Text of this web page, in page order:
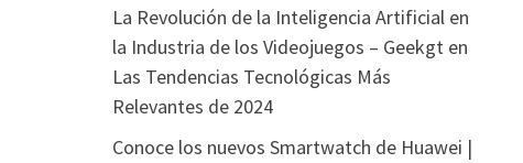
La Revolución de la Inteligencia Artificial en
la Industria de los Videojuegos – Geekgten
Las Tendencias Tecnológicas Más
Relevantes de 2024
Conoce los nuevos Smartwatch de Huawei |